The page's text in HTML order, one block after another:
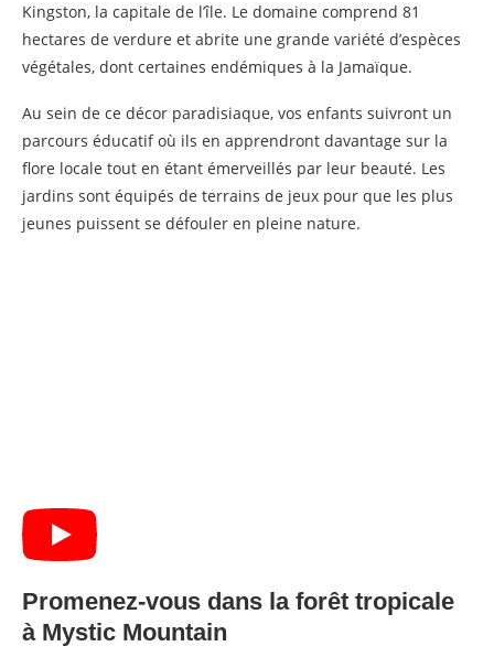
Kingston, la capitale de l’île. Le domaine comprend 81
hectares de verdure et abrite une grande variété d’espèces
végétales, dont certaines endémiques à la Jamaïque.
Au sein de ce décor paradisiaque, vos enfants suivront un
parcours éducatif où ils en apprendront davantage sur la
flore locale tout en étant émerveillés par leur beauté. Les
jardins sont équipés de terrains de jeux pour que les plus
jeunes puissent se défouler en pleine nature.
Promenez-vous dans la forêt tropicale
à Mystic Mountain